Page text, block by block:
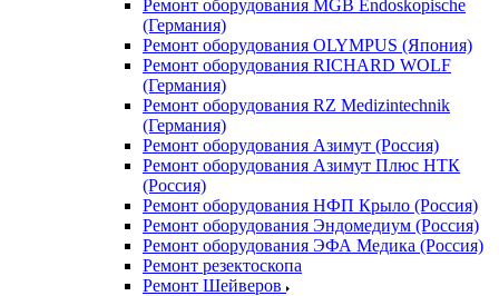
Ремонт оборудования MGB Endoskopische
(Германия)
Ремонт оборудования OLYMPUS (Япония)
Ремонт оборудования RICHARD WOLF
(Германия)
Ремонт оборудования RZ Medizintechnik
(Германия)
Ремонт оборудования Азимут (Россия)
Ремонт оборудования Азимут Плюс НТК
(Россия)
Ремонт оборудования НФП Крыло (Россия)
Ремонт оборудования Эндомедиум (Россия)
Ремонт оборудования ЭФА Медика (Россия)
Ремонт резектоскопа
Ремонт Шейверов